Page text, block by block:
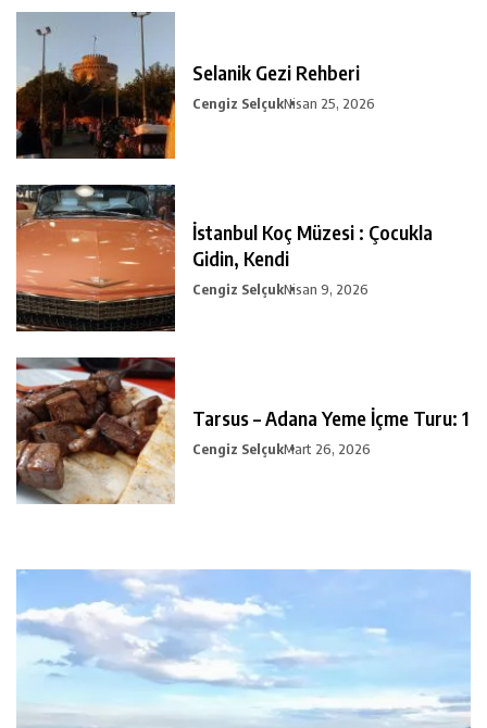
Selanik Gezi Rehberi
Cengiz SelçukNisan 25, 2026
İstanbul Koç Müzesi : Çocukla
Gidin, Kendi
Cengiz SelçukNisan 9, 2026
Tarsus – Adana Yeme İçme Turu: 1
Cengiz SelçukMart 26, 2026